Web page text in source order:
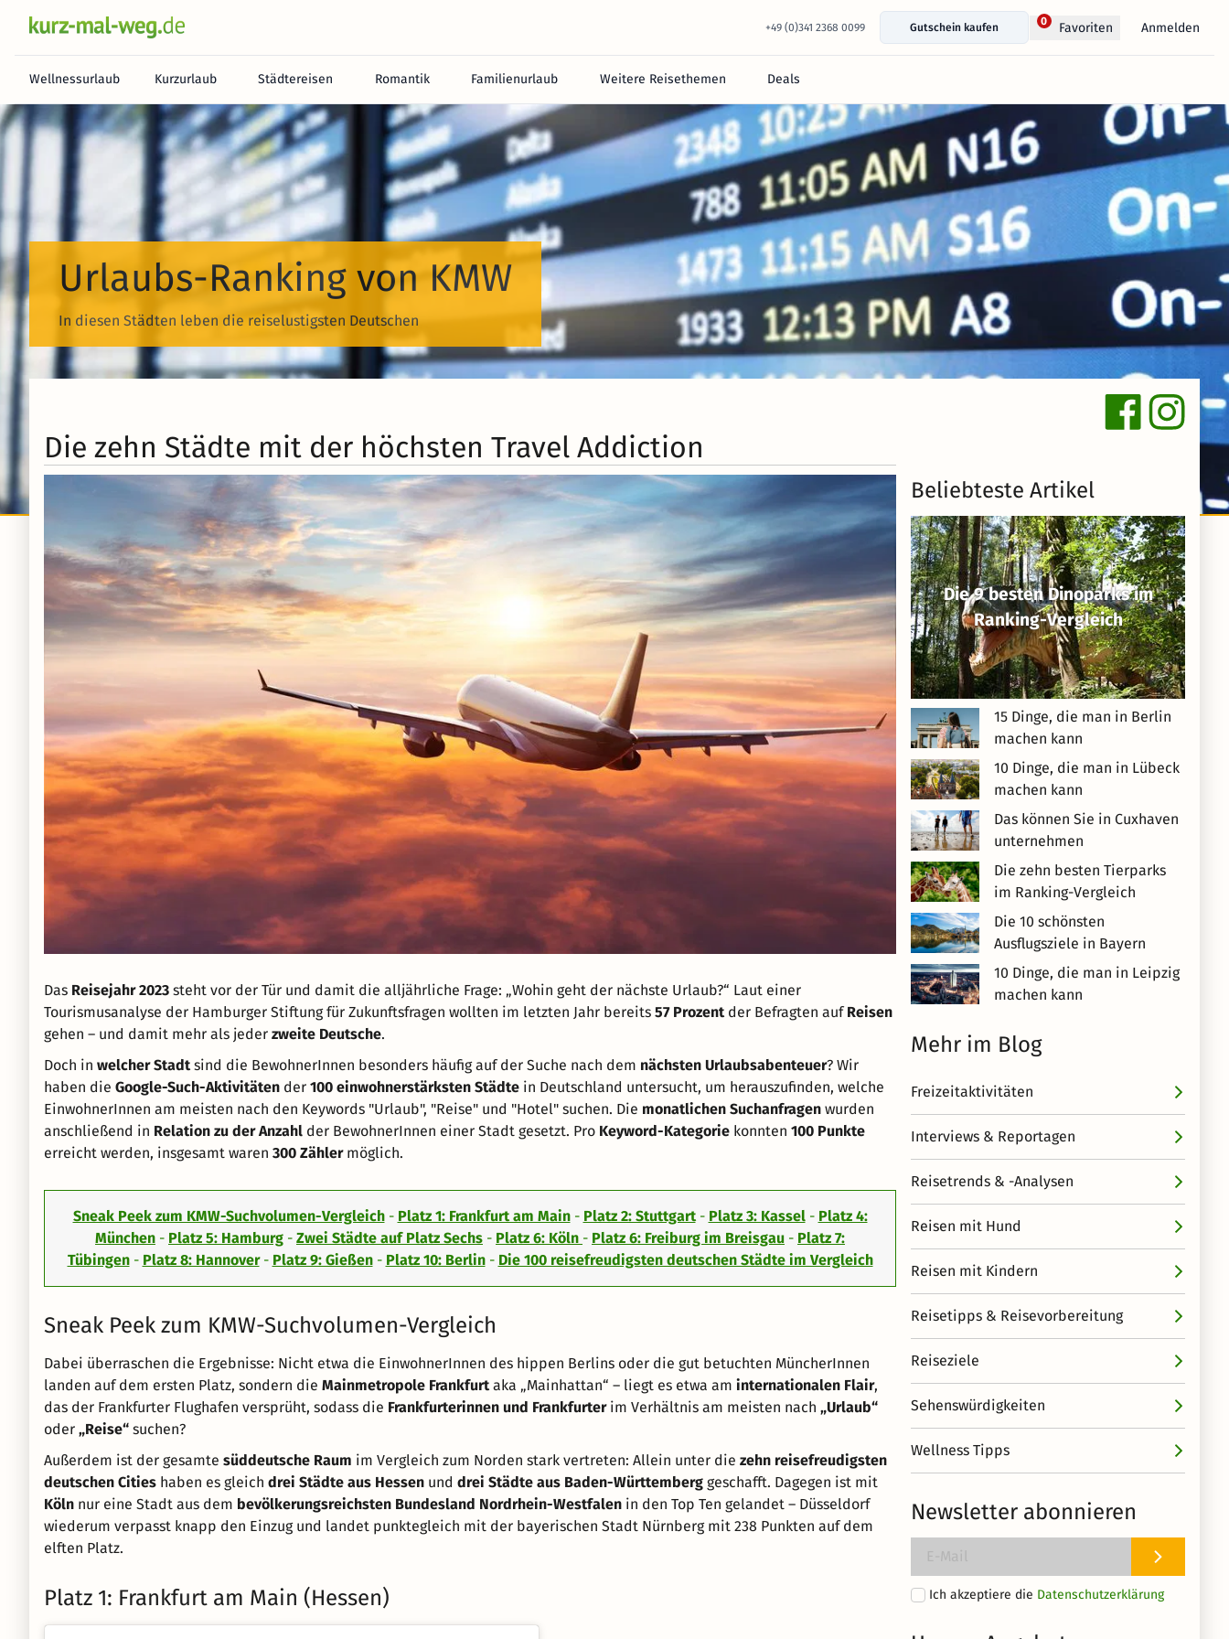
+49 (0)341 2368 0099 Gutschein kaufen
0 Favoriten Anmelden
Wellnessurlaub Kurzurlaub Städtereisen Romantik Familienurlaub Weitere Reisethemen Deals
Urlaubs-Ranking von KMW
In diesen Städten leben die reiselustigsten Deutschen
Die zehn Städte mit der höchsten Travel Addiction
Das Reisejahr 2023 steht vor der Tür und damit die alljährliche Frage: „Wohin geht der nächste Urlaub?“ Laut einer
Tourismusanalyse der Hamburger Stiftung für Zukunftsfragen wollten im letzten Jahr bereits 57 Prozentder Befragten aufReisen
gehen – und damit mehr als jeder zweite Deutsche.
Doch in welcher Stadtsind die BewohnerInnen besonders häufig auf der Suche nach dem nächsten Urlaubsabenteuer? Wir
haben die Google-Such-Aktivitäten der 100 einwohnerstärksten Städte in Deutschland untersucht, um herauszufinden, welche
EinwohnerInnen am meisten nach den Keywords "Urlaub", "Reise" und "Hotel" suchen. Die monatlichen Suchanfragen wurden
anschließend in Relation zu der Anzahl der BewohnerInnen einer Stadt gesetzt. Pro Keyword-Kategorie konnten 100 Punkte
erreicht werden, insgesamt waren 300 Zählermöglich.
Sneak Peek zum KMW-Suchvolumen-Vergleich- Platz 1: Frankfurt am Main- Platz 2: Stuttgart- Platz 3: Kassel- Platz 4:
München - Platz 5: Hamburg - Zwei Städte auf Platz Sechs - Platz 6: Köln - Platz 6: Freiburg im Breisgau - Platz 7:
Tübingen- Platz 8: Hannover- Platz 9: Gießen- Platz 10: Berlin- Die 100 reisefreudigsten deutschen Städte im Vergleich
Sneak Peek zum KMW-Suchvolumen-Vergleich
Dabei überraschen die Ergebnisse: Nicht etwa die EinwohnerInnen des hippen Berlins oder die gut betuchten MüncherInnen
landen auf dem ersten Platz, sondern die Mainmetropole Frankfurtaka „Mainhattan“ – liegt es etwa am internationalen Flair,
das der Frankfurter Flughafen versprüht, sodass die Frankfurterinnen und Frankfurterim Verhältnis am meisten nach „Urlaub“
oder „Reise“ suchen?
Außerdem ist der gesamte süddeutsche Raum im Vergleich zum Norden stark vertreten: Allein unter die zehn reisefreudigsten
deutschen Cities haben es gleich drei Städte aus Hessen und drei Städte aus Baden-Württemberg geschafft. Dagegen ist mit
Köln nur eine Stadt aus dem bevölkerungsreichsten Bundesland Nordrhein-Westfalen in den Top Ten gelandet – Düsseldorf
wiederum verpasst knapp den Einzug und landet punktegleich mit der bayerischen Stadt Nürnberg mit 238 Punkten auf dem
elften Platz.
Platz 1: Frankfurt am Main (Hessen)
Beliebteste Artikel
Die 9 besten Dinoparks im
Ranking-Vergleich
15 Dinge, die man in Berlin
machen kann
10 Dinge, die man in Lübeck
machen kann
Das können Sie in Cuxhaven
unternehmen
Die zehn besten Tierparks
im Ranking-Vergleich
Die 10 schönsten
Ausflugsziele in Bayern
10 Dinge, die man in Leipzig
machen kann
Mehr im Blog
Freizeitaktivitäten
Interviews & Reportagen
Reisetrends & -Analysen
Reisen mit Hund
Reisen mit Kindern
Reisetipps & Reisevorbereitung
Reiseziele
Sehenswürdigkeiten
Wellness Tipps
Newsletter abonnieren
Ich akzeptiere die Datenschutzerklärung